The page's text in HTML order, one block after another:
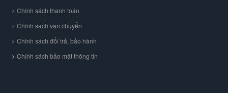
Chính sách thanh toán
Chính sách vận chuyển
Chính sách đổi trả, bảo hành
Chính sách bảo mật thông tin